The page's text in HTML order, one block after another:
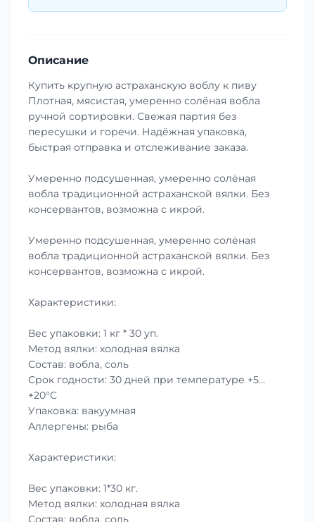
Описание
Купить крупную астраханскую воблу к пиву
Плотная, мясистая, умеренно солёная вобла
ручной сортировки. Свежая партия без
пересушки и горечи. Надёжная упаковка,
быстрая отправка и отслеживание заказа.
Умеренно подсушенная, умеренно солёная
вобла традиционной астраханской вялки. Без
консервантов, возможна с икрой.
Умеренно подсушенная, умеренно солёная
вобла традиционной астраханской вялки. Без
консервантов, возможна с икрой.
Характеристики:
Вес упаковки: 1 кг * 30 уп.
Метод вялки: холодная вялка
Состав: вобла, соль
Срок годности: 30 дней при температуре +5…
+20°C
Упаковка: вакуумная
Аллергены: рыба
Характеристики:
Вес упаковки: 1*30 кг.
Метод вялки: холодная вялка
Состав: вобла, соль